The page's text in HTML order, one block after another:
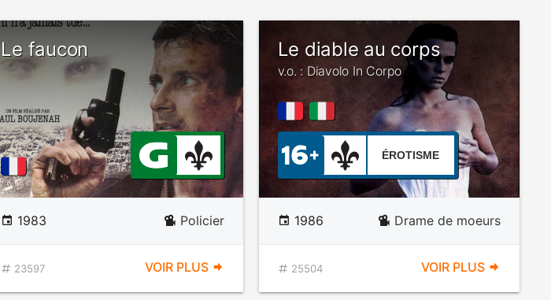
Le faucon
1983 Policier
23597 VOIR PLUS
Le diable au corps
v.o. : Diavolo In Corpo
ÉROTISME
1986 Drame de moeurs
25504 VOIR PLUS